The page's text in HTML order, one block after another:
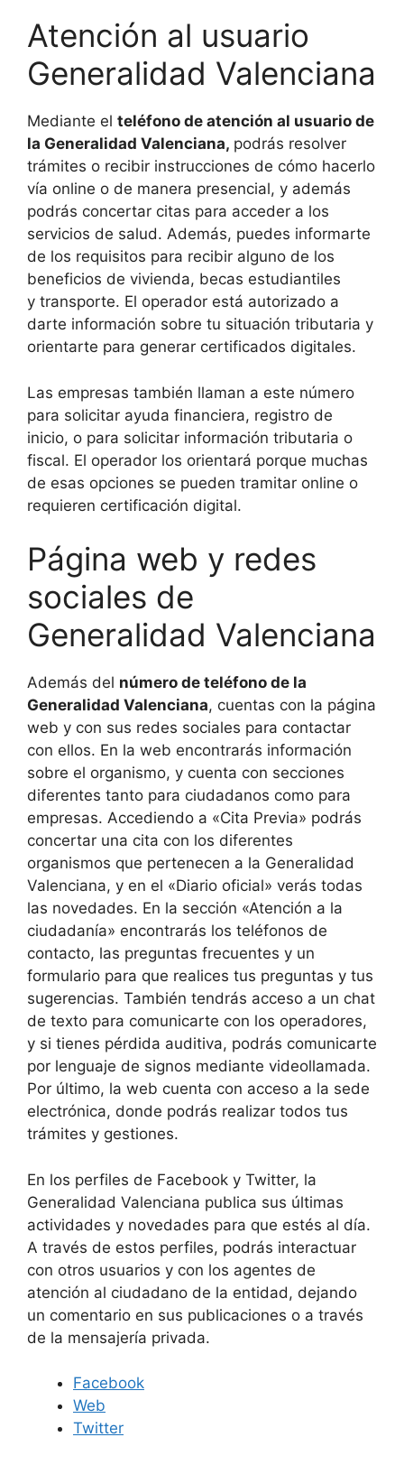
Atención al usuario
Generalidad Valenciana
Mediante el teléfono de atención al usuario de
la Generalidad Valenciana, podrás resolver
trámites o recibir instrucciones de cómo hacerlo
vía online o de manera presencial, y además
podrás concertar citas para acceder a los
servicios de salud. Además, puedes informarte
de los requisitos para recibir alguno de los
beneficios de vivienda, becas estudiantiles
y transporte. El operador está autorizado a
darte información sobre tu situación tributaria y
orientarte para generar certificados digitales.
Las empresas también llaman a este número
para solicitar ayuda financiera, registro de
inicio, o para solicitar información tributaria o
fiscal. El operador los orientará porque muchas
de esas opciones se pueden tramitar online o
requieren certificación digital.
Página web y redes
sociales de
Generalidad Valenciana
Además del número de teléfono de la
Generalidad Valenciana, cuentas con la página
web y con sus redes sociales para contactar
con ellos. En la web encontrarás información
sobre el organismo, y cuenta con secciones
diferentes tanto para ciudadanos como para
empresas. Accediendo a «Cita Previa» podrás
concertar una cita con los diferentes
organismos que pertenecen a la Generalidad
Valenciana, y en el «Diario oficial» verás todas
las novedades. En la sección «Atención a la
ciudadanía» encontrarás los teléfonos de
contacto, las preguntas frecuentes y un
formulario para que realices tus preguntas y tus
sugerencias. También tendrás acceso a un chat
de texto para comunicarte con los operadores,
y si tienes pérdida auditiva, podrás comunicarte
por lenguaje de signos mediante videollamada.
Por último, la web cuenta con acceso a la sede
electrónica, donde podrás realizar todos tus
trámites y gestiones.
En los perfiles de Facebook y Twitter, la
Generalidad Valenciana publica sus últimas
actividades y novedades para que estés al día.
A través de estos perfiles, podrás interactuar
con otros usuarios y con los agentes de
atención al ciudadano de la entidad, dejando
un comentario en sus publicaciones o a través
de la mensajería privada.
Facebook
Web
Twitter